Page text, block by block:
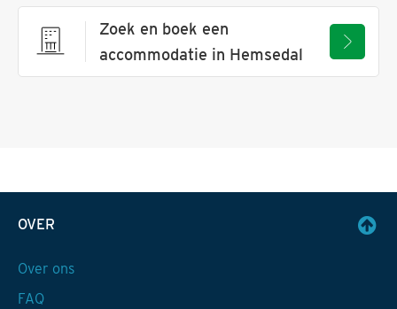
Zoek en boek een
accommodatie in Hemsedal
OVER
Over ons
FAQ